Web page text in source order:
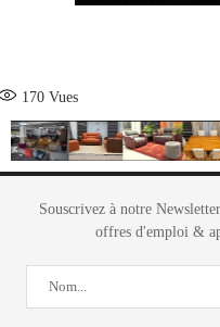
170 Vues
Souscrivez à notre
offres d'emploi &